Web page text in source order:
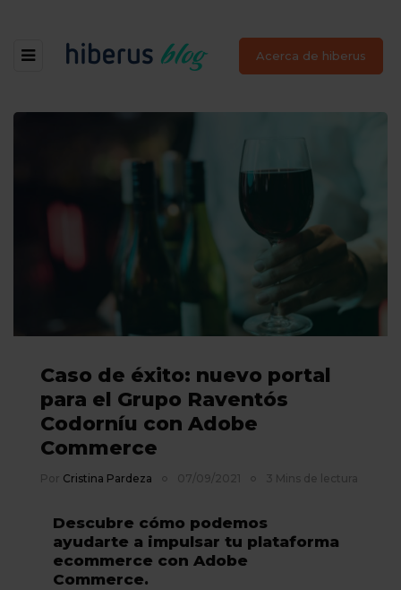
Acerca de hiberus
Caso de éxito: nuevo portal
para el Grupo Raventós
Codorníu con Adobe
Commerce
Por Cristina Pardeza 07/09/2021 3 Mins de lectura
Descubre cómo podemos
ayudarte a impulsar tu plataforma
ecommerce con Adobe
Commerce.